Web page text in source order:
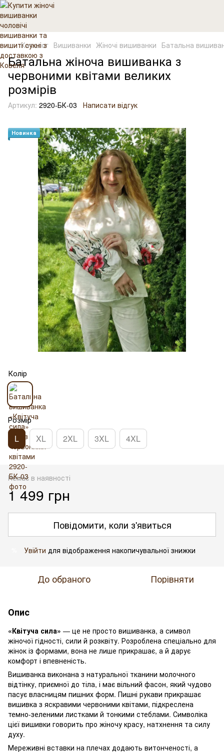
Каталог Вишиванки Жіночі вишиванки Батальна
Батальна жіноча вишиванка з
червоними квітами великих
розмірів
Артикул: 2920-БК-03 Написати відгук
Новинка
Колір
Розмір
L XL 2XL 3XL 4XL
Немає в наявності
1 499 грн
Повідомити, коли з'явиться
Увійти для відображення накопичувальної знижки
До обраного Порівняти
Опис
«Квітуча сила» — це не просто вишиванка, а символ
жіночої гідності, сили й розквіту. Розроблена спеціально для
жінок із формами, вона не лише прикрашає, а й дарує
комфорт і впевненість.
Вишиванка виконана з натуральної тканини молочного
відтінку, приємної до тіла, і має вільний фасон, який чудово
пасує власницям пишних форм. Пишні рукави прикрашає
вишивка з яскравими червоними квітами, підкреслена
темно-зеленими листками й тонкими стеблами. Символіка
цієї вишивки говорить про жіночу красу, натхнення та силу
духу.
Мереживні вставки на плечах додають витонченості, а